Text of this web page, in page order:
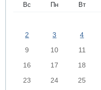
Вс Пн Вт
2
3 4
9
10 11
16
17 18
23
24 25